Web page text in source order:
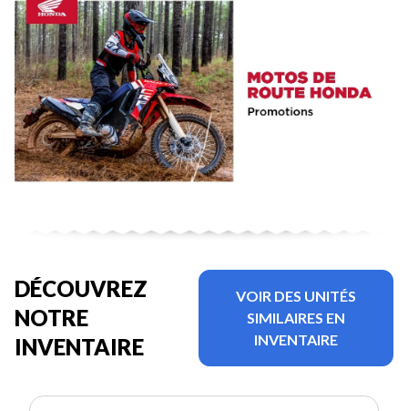
DÉCOUVREZ
NOTRE
INVENTAIRE
VOIR DES UNITÉS
SIMILAIRES EN
INVENTAIRE